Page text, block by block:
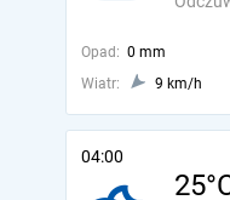
Opad: 0 mm
Wiatr:
9 km/h
04:00